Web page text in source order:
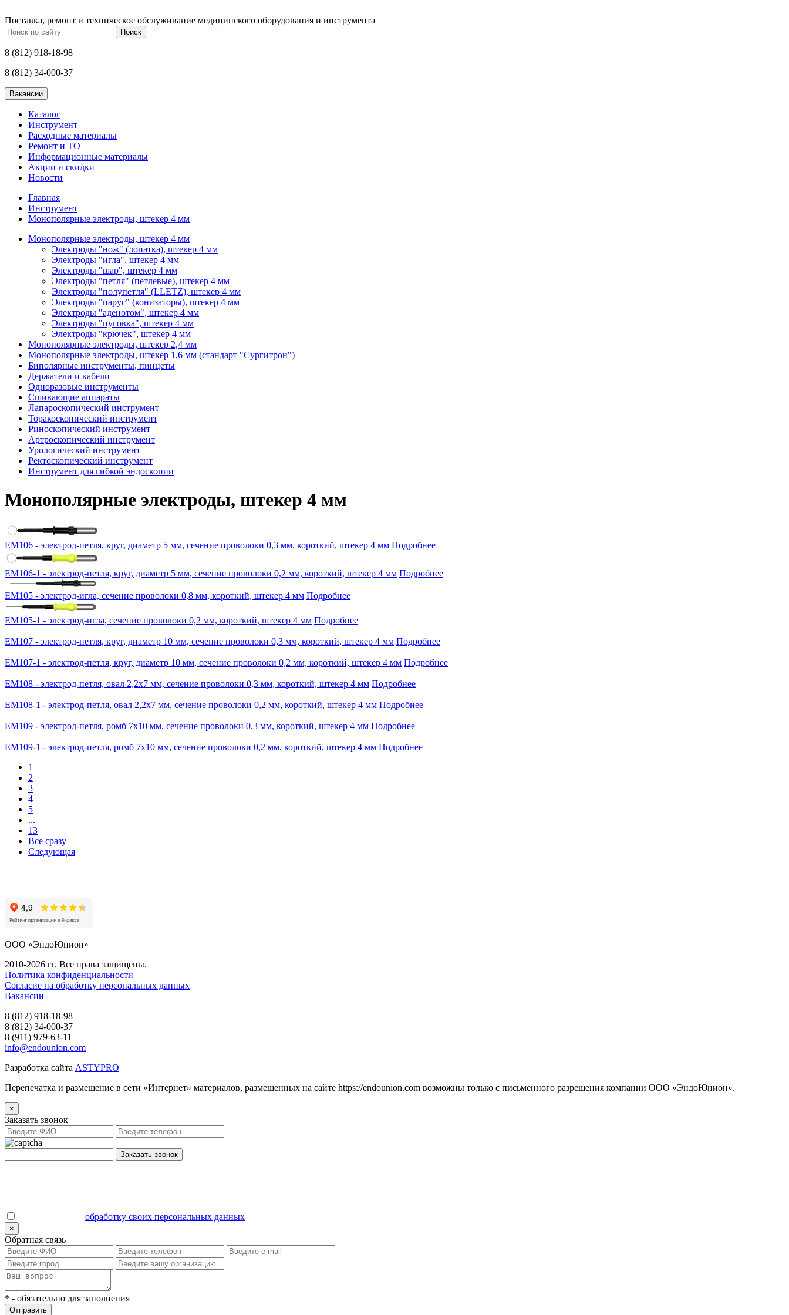
Поставка, ремонт и техническое обслуживание медицинского оборудования и инструмента
Поиск
8 (812) 918-18-98
8 (812) 34-000-37
Каталог
Инструмент
Расходные материалы
Ремонт и ТО
Информационные материалы
Акции и скидки
Новости
Главная
Инструмент
Монополярные электроды, штекер 4 мм
Монополярные электроды, штекер 4 мм
Электроды "нож" (лопатка), штекер 4 мм
Электроды "игла", штекер 4 мм
Электроды "шар", штекер 4 мм
Электроды "петля" (петлевые), штекер 4 мм
Электроды "полупетля" (LLETZ), штекер 4 мм
Электроды "парус" (конизаторы), штекер 4 мм
Электроды "аденотом", штекер 4 мм
Электроды "пуговка", штекер 4 мм
Электроды "крючек", штекер 4 мм
Монополярные электроды, штекер 2,4 мм
Монополярные электроды, штекер 1,6 мм (стандарт "Сургитрон")
Биполярные инструменты, пинцеты
Держатели и кабели
Одноразовые инструменты
Сшивающие аппараты
Лапароскопический инструмент
Торакоскопический инструмент
Риноскопический инструмент
Артроскопический инструмент
Урологический инструмент
Ректоскопический инструмент
Инструмент для гибкой эндоскопии
Монополярные электроды, штекер 4 мм
ЕМ106 - электрод-петля, круг, диаметр 5 мм, сечение проволоки 0,3 мм, короткий, штекер 4 мм Подробнее
ЕМ106-1 - электрод-петля, круг, диаметр 5 мм, сечение проволоки 0,2 мм, короткий, штекер 4 мм Подробнее
ЕМ105 - электрод-игла, сечение проволоки 0,8 мм, короткий, штекер 4 мм Подробнее
ЕМ105-1 - электрод-игла, сечение проволоки 0,2 мм, короткий, штекер 4 мм Подробнее
ЕМ107 - электрод-петля, круг, диаметр 10 мм, сечение проволоки 0,3 мм, короткий, штекер 4 мм Подробнее
ЕМ107-1 - электрод-петля, круг, диаметр 10 мм, сечение проволоки 0,2 мм, короткий, штекер 4 мм Подробнее
ЕМ108 - электрод-петля, овал 2,2х7 мм, сечение проволоки 0,3 мм, короткий, штекер 4 мм Подробнее
ЕМ108-1 - электрод-петля, овал 2,2х7 мм, сечение проволоки 0,2 мм, короткий, штекер 4 мм Подробнее
ЕМ109 - электрод-петля, ромб 7х10 мм, сечение проволоки 0,3 мм, короткий, штекер 4 мм Подробнее
ЕМ109-1 - электрод-петля, ромб 7х10 мм, сечение проволоки 0,2 мм, короткий, штекер 4 мм Подробнее
1
2
3
4
5
...
13
Все сразу
Следующая
ООО «ЭндоЮнион»
2010-2026 гг. Все права защищены.
Политика конфиденциальности
Согласие на обработку персональных данных
Вакансии
8 (812) 918-18-98
8 (812) 34-000-37
8 (911) 979-63-11
info@endounion.com
Разработка сайта ASTYPRO
Перепечатка и размещение в сети «Интернет» материалов, размещенных на сайте https://endounion.com возможны только с письменного разрешения компании ООО «ЭндоЮнион».
×
Заказать звонок
Заказать звонок
обработку своих персональных данных
×
Обратная связь
* - обязательно для заполнения
Отправить